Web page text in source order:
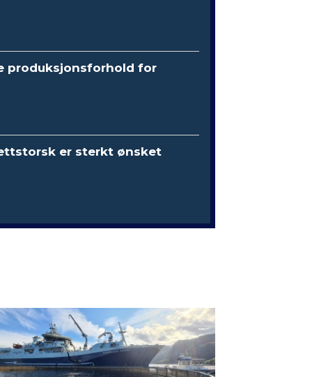
produksjonsforhold for
er sterkt ønsket